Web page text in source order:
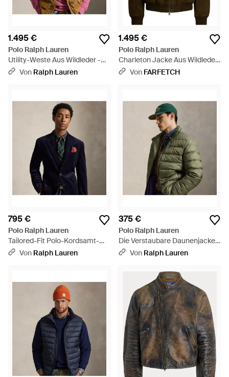
1.495 €
Polo Ralph Lauren
Utility-Weste Aus Wildleder -
RotVon Ralph Lauren
1.495 €
Polo Ralph Lauren
Charleton Jacke Aus Wildleder
- Braun
Von FARFETCH
795 €
Polo Ralph Lauren
Tailored-Fit Polo-Kordsamt-
Anzugjacke - Blau
Von Ralph Lauren
375 €
Polo Ralph Lauren
Die Verstaubare Daunenjacke
Colden - Grün
Von Ralph Lauren